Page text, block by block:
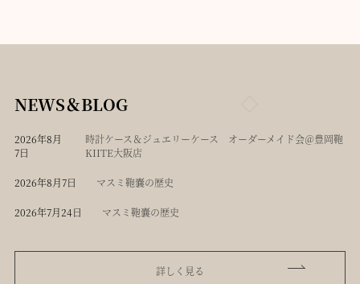
NEWS＆BLOG
2026年8月
7日
時計ケース＆ジュエリーケース オーダーメイド会＠豊岡鞄
KIITE大阪店
2026年8月7日 マスミ鞄嚢の歴史
2026年7月24日 マスミ鞄嚢の歴史
詳しく見る